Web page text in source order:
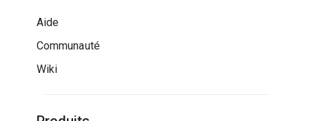
Aide
Communauté
Wiki